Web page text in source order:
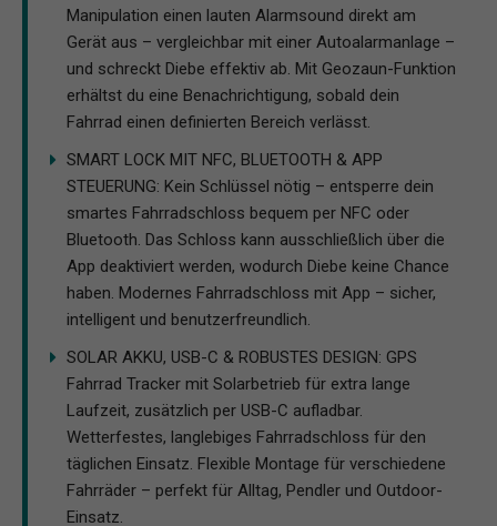
Manipulation einen lauten Alarmsound direkt am
Gerät aus – vergleichbar mit einer Autoalarmanlage –
und schreckt Diebe effektiv ab. Mit Geozaun-Funktion
erhältst du eine Benachrichtigung, sobald dein
Fahrrad einen definierten Bereich verlässt.
SMART LOCK MIT NFC, BLUETOOTH & APP
STEUERUNG: Kein Schlüssel nötig – entsperre dein
smartes Fahrradschloss bequem per NFC oder
Bluetooth. Das Schloss kann ausschließlich über die
App deaktiviert werden, wodurch Diebe keine Chance
haben. Modernes Fahrradschloss mit App – sicher,
intelligent und benutzerfreundlich.
SOLAR AKKU, USB-C & ROBUSTES DESIGN: GPS
Fahrrad Tracker mit Solarbetrieb für extra lange
Laufzeit, zusätzlich per USB-C aufladbar.
Wetterfestes, langlebiges Fahrradschloss für den
täglichen Einsatz. Flexible Montage für verschiedene
Fahrräder – perfekt für Alltag, Pendler und Outdoor-
Einsatz.